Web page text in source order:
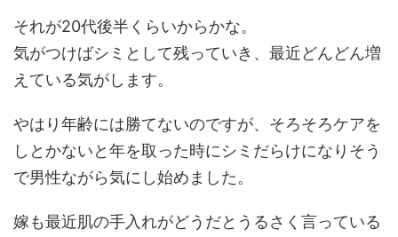
それが20代後半くらいからかな。
気がつけばシミとして残っていき、最近どんどん増
えている気がします。
やはり年齢には勝てないのですが、そろそろケアを
しとかないと年を取った時にシミだらけになりそう
で男性ながら気にし始めました。
嫁も最近肌の手入れがどうだとうるさく言っている